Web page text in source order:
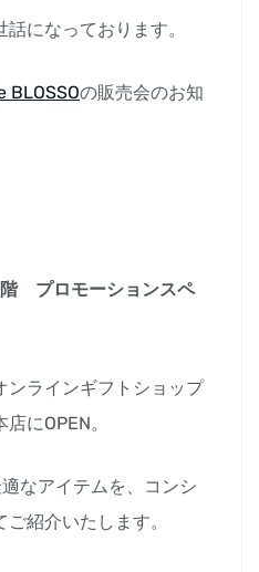
になっております。
BLOSSOの販売会のお知
プロモーションスペ
ンラインギフトショップ
にOPEN。
なアイテムを、コンシ
紹介いたします。